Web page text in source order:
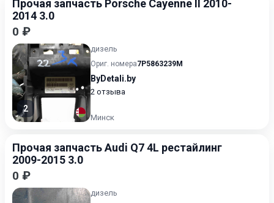
Прочая запчасть Porsche Cayenne II 2010-
2014 3.0
0 ₽
2
дизель
Ориг. номера7P5863239M
ByDetali.by
2 отзыва
Минск
Прочая запчасть Audi Q7 4L рестайлинг
2009-2015 3.0
0 ₽
дизель